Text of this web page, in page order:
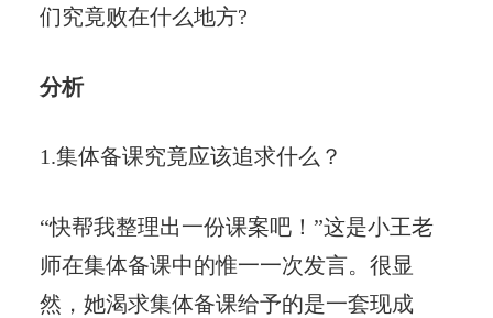
们究竟败在什么地方?
分析
1.集体备课究竟应该追求什么？
“快帮我整理出一份课案吧！”这是小王老
师在集体备课中的惟一一次发言。很显
然，她渴求集体备课给予的是一套现成